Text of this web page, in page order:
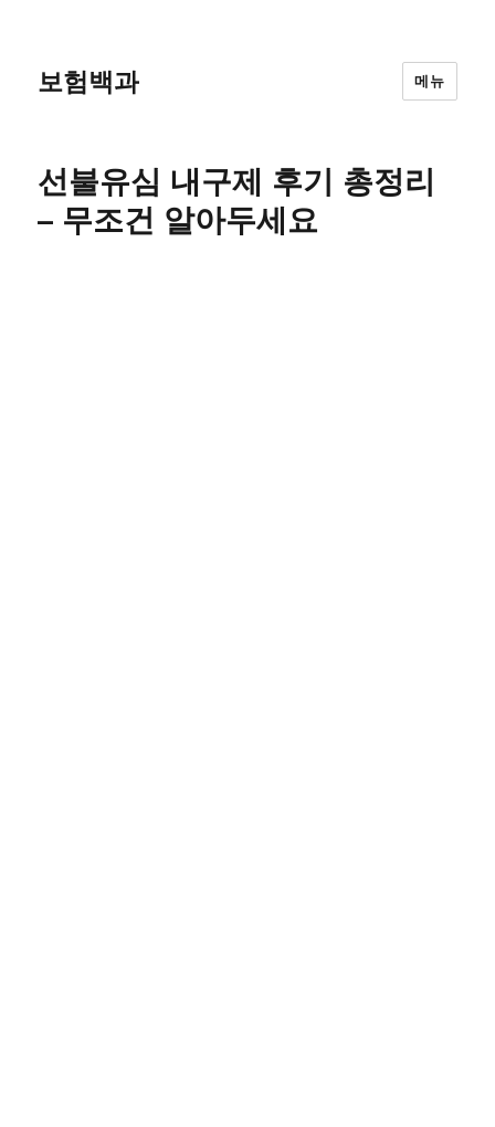
보험백과 메뉴
선불유심 내구제 후기 총정리
– 무조건 알아두세요